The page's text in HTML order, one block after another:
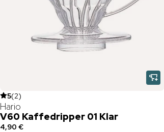
5(2)
Hario
V60 Kaffedripper 01 Klar
4,90 €